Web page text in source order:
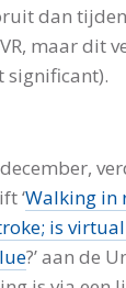
dan
maar dit
significant).
‘Walking in
is
?’ aan de